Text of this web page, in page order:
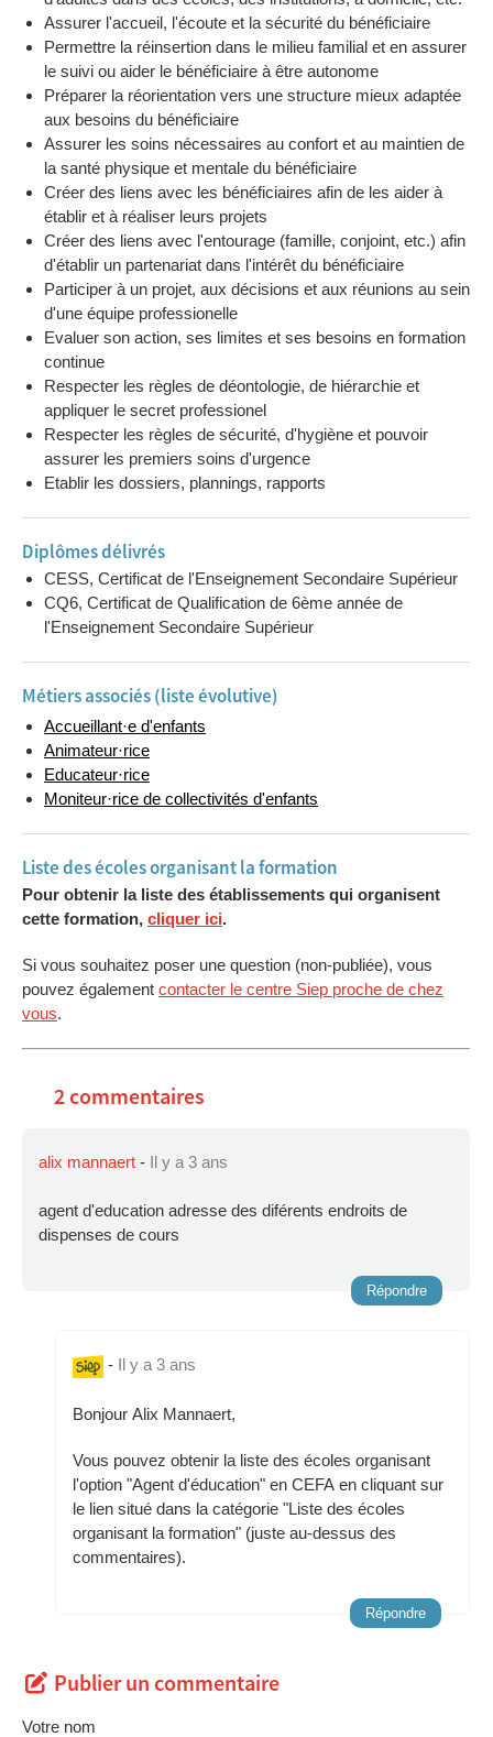
Assurer l'accueil, l'écoute et la sécurité du bénéficiaire
Permettre la réinsertion dans le milieu familial et en assurer
le suivi ou aider le bénéficiaire à être autonome
Préparer la réorientation vers une structure mieux adaptée
aux besoins du bénéficiaire
Assurer les soins nécessaires au confort et au maintien de
la santé physique et mentale du bénéficiaire
Créer des liens avec les bénéficiaires afin de les aider à
établir et à réaliser leurs projets
Créer des liens avec l'entourage (famille, conjoint, etc.) afin
d'établir un partenariat dans l'intérêt du bénéficiaire
Participer à un projet, aux décisions et aux réunions au sein
d'une équipe professionelle
Evaluer son action, ses limites et ses besoins en formation
continue
Respecter les règles de déontologie, de hiérarchie et
appliquer le secret professionel
Respecter les règles de sécurité, d'hygiène et pouvoir
assurer les premiers soins d'urgence
Etablir les dossiers, plannings, rapports
Diplômes délivrés
CESS, Certificat de l'Enseignement Secondaire Supérieur
CQ6, Certificat de Qualification de 6ème année de
l'Enseignement Secondaire Supérieur
Métiers associés (liste évolutive)
Accueillant·e d'enfants
Animateur·rice
Educateur·rice
Moniteur·rice de collectivités d'enfants
Liste des écoles organisant la formation
Pour obtenir la liste des établissements qui organisent
cette formation, cliquer ici.
Si vous souhaitez poser une question (non-publiée), vous
pouvez également contacter le centre Siep proche de chez
vous.
2 commentaires
alix mannaert - Il y a 3 ans
agent d'education adresse des diférents endroits de
dispenses de cours
Répondre
- Il y a 3 ans
Bonjour Alix Mannaert,
Vous pouvez obtenir la liste des écoles organisant
l'option "Agent d'éducation" en CEFA en cliquant sur
le lien situé dans la catégorie "Liste des écoles
organisant la formation" (juste au-dessus des
commentaires).
Répondre
Publier un commentaire
Votre nom